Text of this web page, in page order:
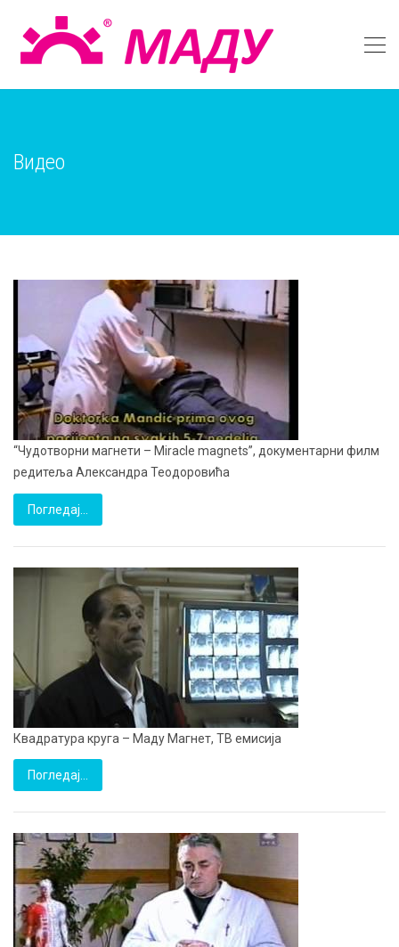
Видео
“Чудотворни магнети – Miracle magnets”, документарни филм
редитеља Александра Теодоровића
Погледај…
Квадратура круга – Маду Магнет, ТВ емисија
Погледај…